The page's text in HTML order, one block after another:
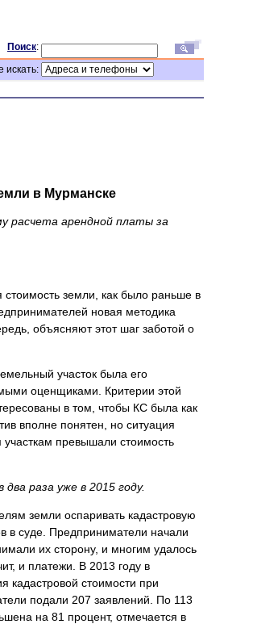
Поиск:
искать:
в Мурманске
расчета арендной платы за
стоимость земли, как было раньше в
новая методика
объясняют этот шаг заботой о
участок была его
оценщиками. Критерии этой
в том, чтобы КС была как
вполне понятен, но ситуация
превышали стоимость
раза уже в 2015 году.
земли оспаривать кадастровую
в суде. Предприниматели начали
их сторону, и многим удалось
и платежи. В 2013 году в
кадастровой стоимости при
подали 207 заявлений. По 113
на 81 процент, отмечается в